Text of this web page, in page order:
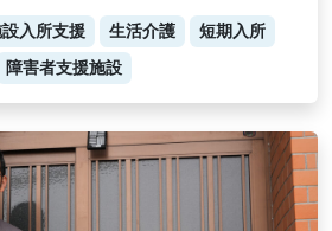
入所支援 生活介護
短期入所
障害者支援施設